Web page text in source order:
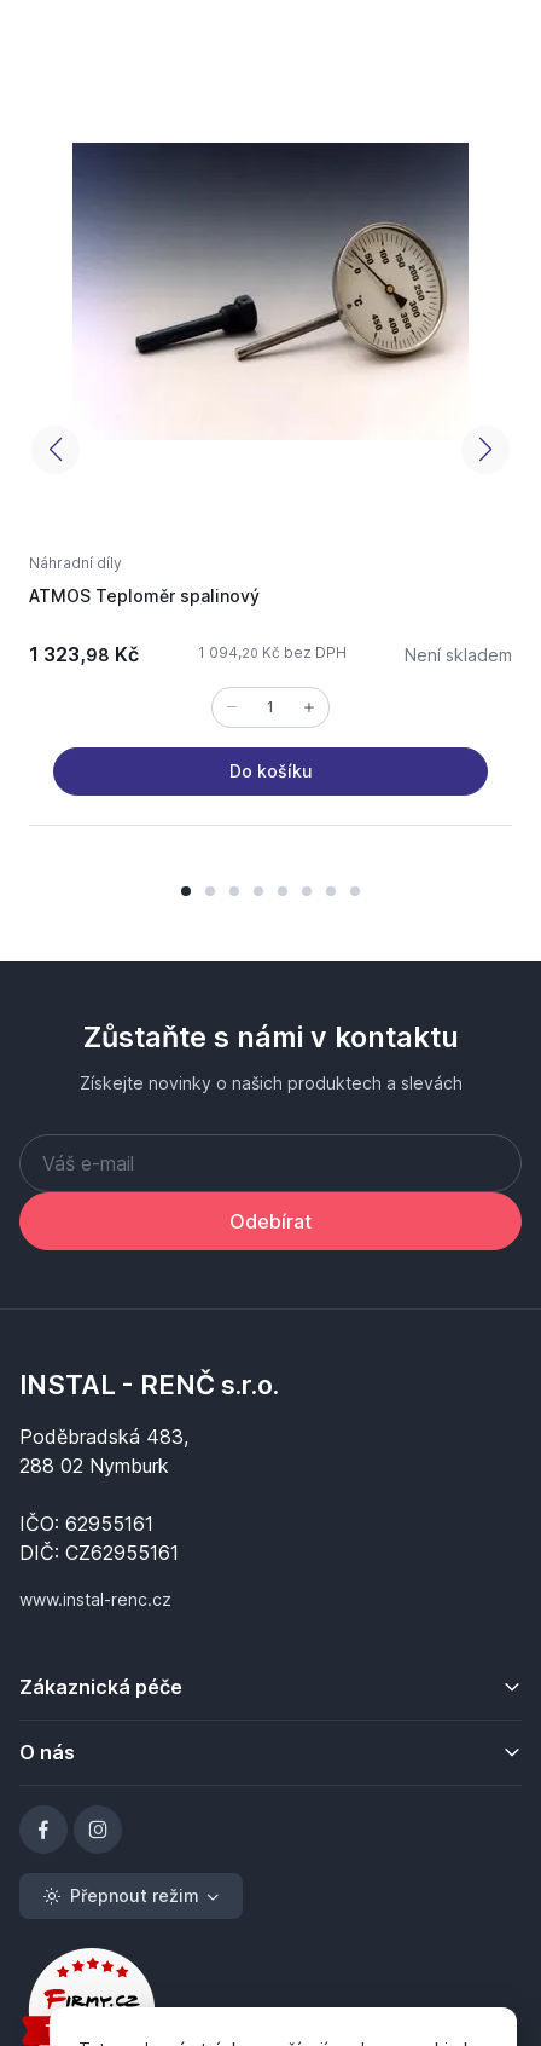
Náhradní díly
ATMOS Teploměr spalinový
1 323,98 Kč 1 094,20 Kč bez DPH Není skladem
Do košíku
Zůstaňte s námi v kontaktu
Získejte novinky o našich produktech a slevách
Odebírat
INSTAL - RENČ s.r.o.
Poděbradská 483,
288 02 Nymburk
IČO: 62955161
DIČ: CZ62955161
www.instal-renc.cz
Zákaznická péče
O nás
Přepnout režim